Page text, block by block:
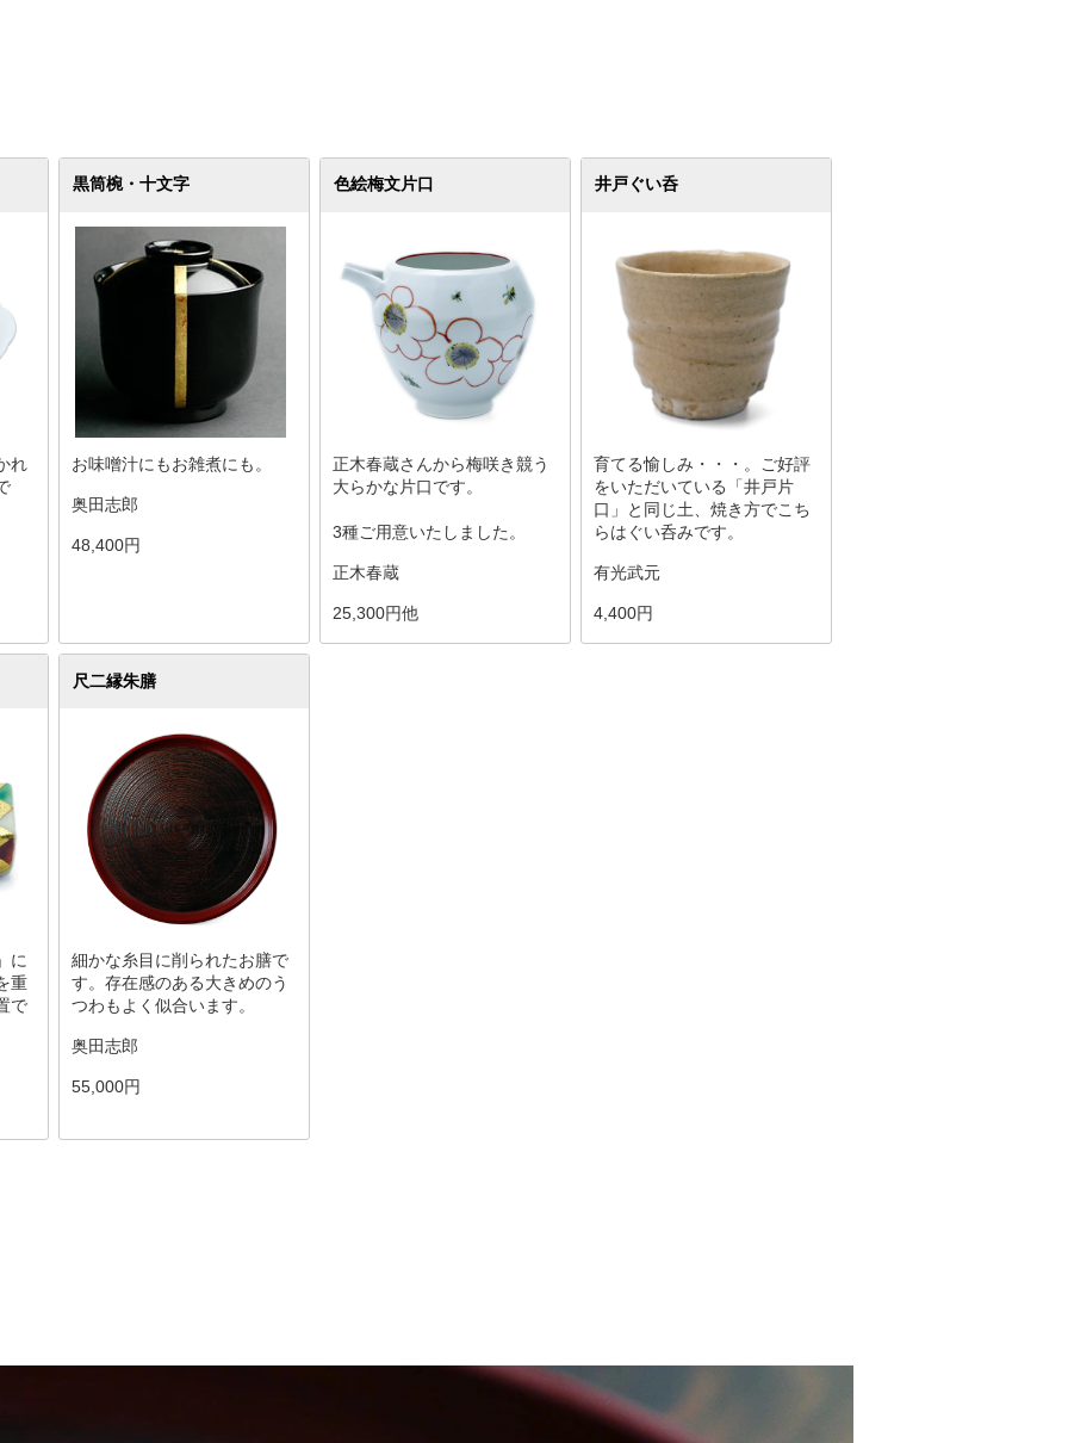
れ
黒筒椀・十文字
お味噌汁にもお雑煮にも。
奥田志郎
48,400円
色絵梅文片口
正木春蔵さんから梅咲き競う
大らかな片口です。
3種ご用意いたしました。
正木春蔵
25,300円他
井戸ぐい呑
育てる愉しみ・・・。ご好評
をいただいている「井戸片
口」と同じ土、焼き方でこち
らはぐい呑みです。
有光武元
4,400円
に
重
で
尺二縁朱膳
細かな糸目に削られたお膳で
す。存在感のある大きめのう
つわもよく似合います。
奥田志郎
55,000円